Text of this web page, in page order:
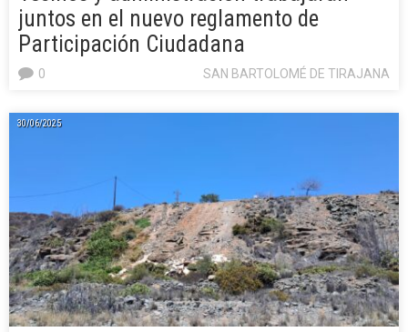
juntos en el nuevo reglamento de
Participación Ciudadana
SAN BARTOLOMÉ DE TIRAJANA
0
30/06/2025